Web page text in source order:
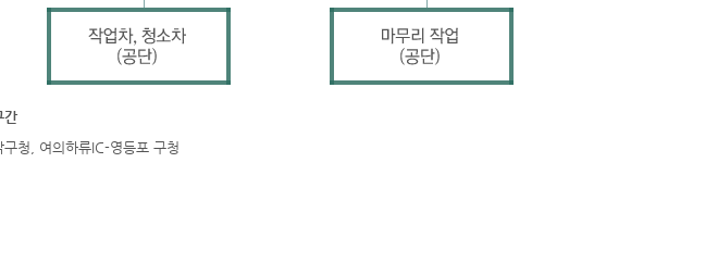
간
청, 여의하류IC-영등포 구청